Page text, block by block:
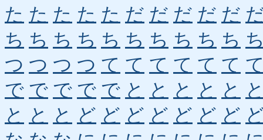
た た た た た だ だ だ だ だ
ち ち ち ち ち ち ち ち ち ち
つ つ つ つ て て て て て て
で で で で で と と と と と
と と と ど ど ど ど ど ど ど